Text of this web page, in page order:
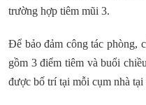
trường hợp tiêm mũi 3.
Để bảo đảm công tác phòng,
gồm 3 điểm tiêm và buổi
được bố trí tại mỗi cụm nhà